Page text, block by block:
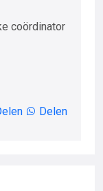
coördinator
Delen